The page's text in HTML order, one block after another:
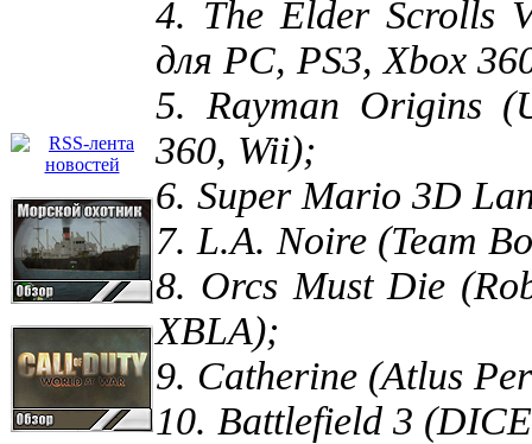
4. The Elder Scrolls
для PC, PS3, Xbox
5. Rayman Origins
360, Wii);
6. Super Mario 3D
7. L.A. Noire (Team
8. Orcs Must Die
XBLA);
9. Catherine (Atlus
10. Battlefield 3